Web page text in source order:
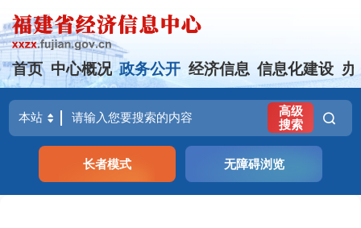
首页 中心概况 政务公开 经济信息 信息化建设 办
高级
搜索
长者模式 无障碍浏览